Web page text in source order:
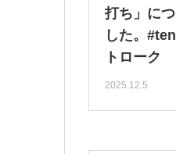
打ち」に
した。
トローク
2025.12.5